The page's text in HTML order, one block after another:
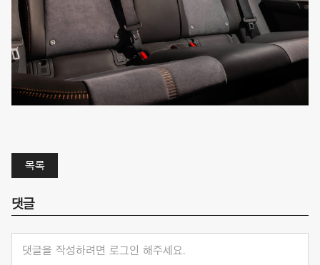
목록
댓글
댓글을 작성하려면 로그인 해주세요.